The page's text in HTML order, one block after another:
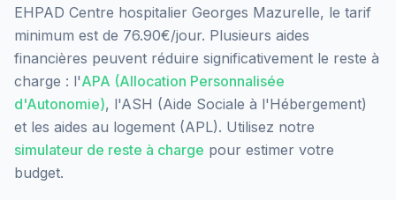
EHPAD Centre hospitalier Georges Mazurelle, le tarif
minimum est de 76.90€/jour. Plusieurs aides
financières peuvent réduire significativement le reste à
charge : l'APA (Allocation Personnalisée
d'Autonomie), l'ASH (Aide Sociale à l'Hébergement)
et les aides au logement (APL). Utilisez notre
simulateur de reste à charge pour estimer votre
budget.